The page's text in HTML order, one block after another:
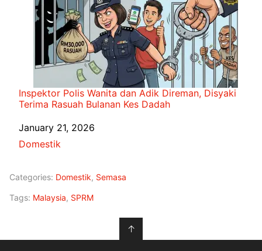
Inspektor Polis Wanita dan Adik Direman, Disyaki
Terima Rasuah Bulanan Kes Dadah
Date
January 21, 2026
In relation to
Domestik
Categories: Domestik, Semasa
Tags: Malaysia, SPRM
↑